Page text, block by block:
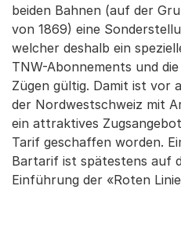
beiden Bahnen (auf der
von 1869) eine
welcher deshalb ein
TNW-Abonnements und
Zügen gültig. Damit ist vor
der Nordwestschweiz mit
ein attraktives
Tarif geschaffen worden.
Bartarif ist spätestens auf
Einführung der «Roten